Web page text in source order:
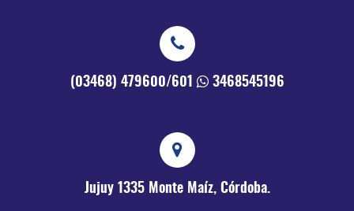
(03468) 479600/601 3468545196
Jujuy 1335 Monte Maíz, Córdoba.